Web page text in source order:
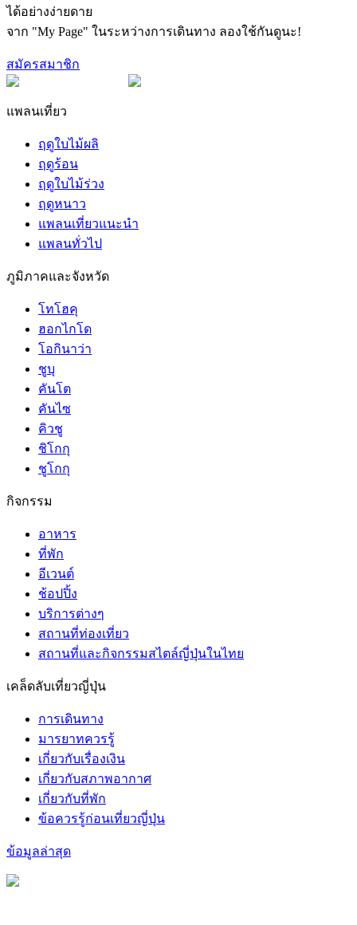
ได้อย่างง่ายดาย
จาก "My Page" ในระหว่างการเดินทาง ลองใช้กันดูนะ!
สมัครสมาชิก
แพลนเที่ยว
ฤดูใบไม้ผลิ
ฤดูร้อน
ฤดูใบไม้ร่วง
ฤดูหนาว
แพลนเที่ยวแนะนำ
แพลนทั่วไป
ภูมิภาคและจังหวัด
โทโฮคุ
ฮอกไกโด
โอกินาว่า
ชูบุ
คันโต
คันไซ
คิวชู
ชิโกกุ
ชูโกกุ
กิจกรรม
อาหาร
ที่พัก
อีเวนต์
ช้อปปิ้ง
บริการต่างๆ
สถานที่ท่องเที่ยว
สถานที่และกิจกรรมสไตล์ญี่ปุ่นในไทย
เคล็ดลับเที่ยวญี่ปุ่น
การเดินทาง
มารยาทควรรู้
เกี่ยวกับเรื่องเงิน
เกี่ยวกับสภาพอากาศ
เกี่ยวกับที่พัก
ข้อควรรู้ก่อนเที่ยวญี่ปุ่น
ข้อมูลล่าสุด